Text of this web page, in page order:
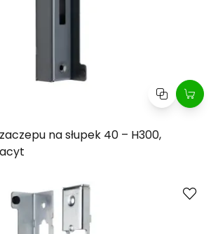
na słupek 40 – H300,